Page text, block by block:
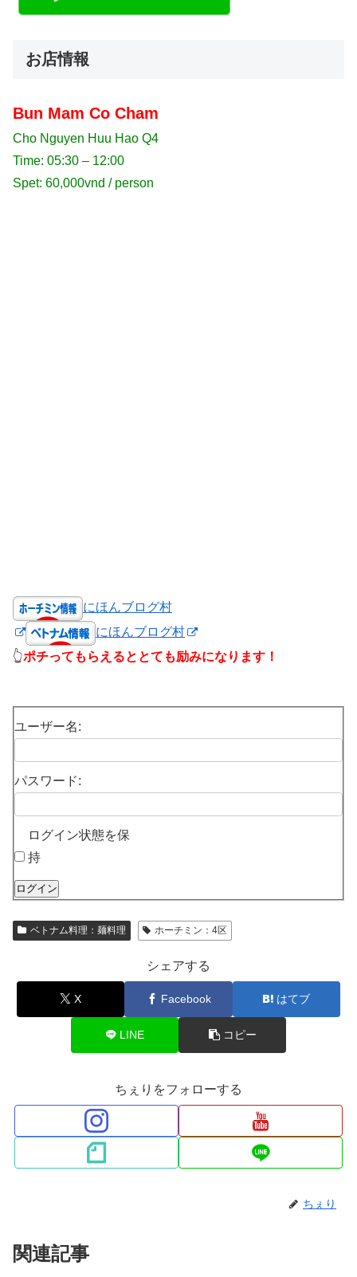
お店情報
Bun Mam Co Cham
Cho Nguyen Huu Hao Q4
Time: 05:30 – 12:00
Spet: 60,000vnd / person
にほんブログ村
にほんブログ村
👆ポチってもらえるととても励みになります！
ユーザー名:
パスワード:
ログイン状態を保
持
ログイン
ベトナム料理：麺料理 ホーチミン：4区
シェアする
X Facebook はてブ
LINE コピー
ちぇりをフォローする
ちぇり
関連記事